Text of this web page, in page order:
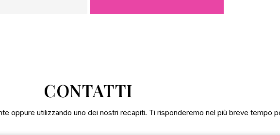
CONTATTI
oppure utilizzando uno dei nostri recapiti. Ti risponderemo nel più breve tempo